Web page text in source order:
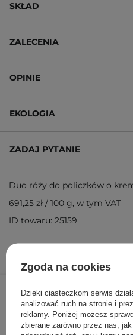
79,00
SKŁAD
ZALECENIA
OPINIE
EKOLOGIA
ZADAJ PYTANIE
Duo róży do policzków o
691,25 zł / 100 g, w tym VAT
ID towaru: 25159
Zgoda na cookies
Dzięki ciasteczkom serwis
analizować ruch na stronie i
reklamy. Poniżej możesz
zbierane zarówno przez nas,